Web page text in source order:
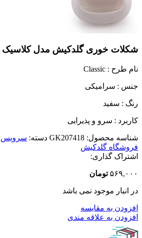
شکلات خوری گلدکیش مدل کلاسیک
نام طرح :‌ Classic
جنس : سرامیکی
رنگ : سفید
کاربرد : سرو و پذیرایی
شناسه محصول: GK207418 دسته: سرویس
فروشگاه گلدکیش
اشتراک گذاری:
۵۶۹,۰۰۰ تومان
در انبار موجود نمی باشد
افزودن به مقایسه
افزودن به علاقه مندی